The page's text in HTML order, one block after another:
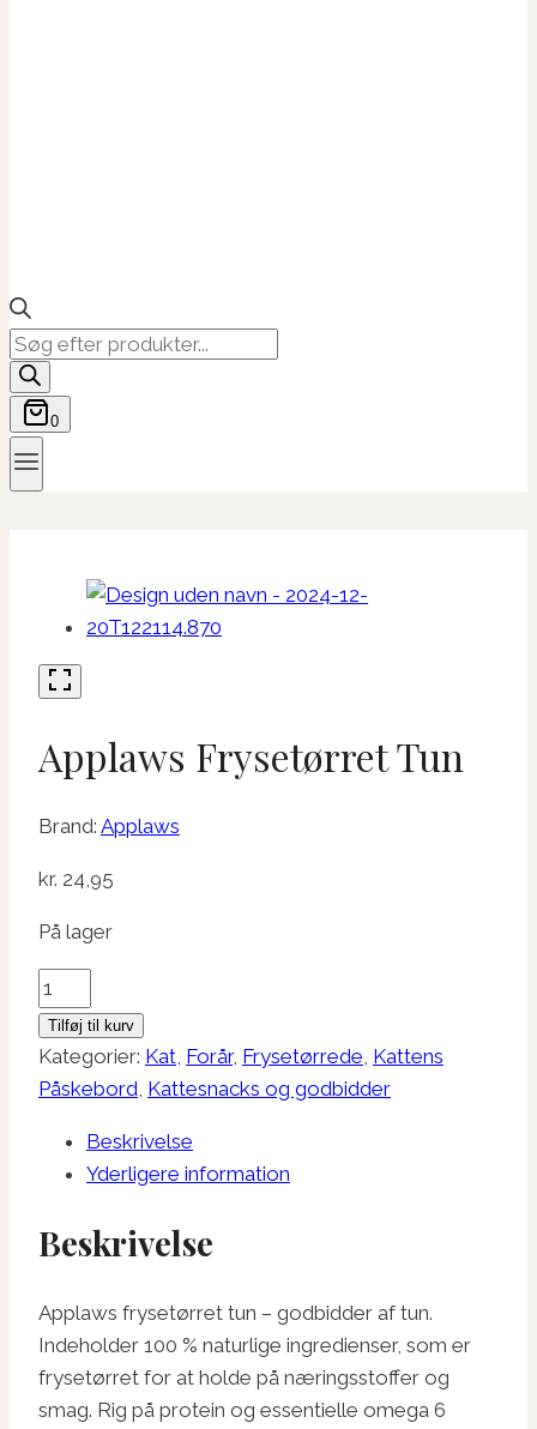
Products
search
0
Applaws Frysetørret Tun
Brand: Applaws
kr. 24,95
På lager
Applaws
Frysetørret
Tun
antal
Tilføj til kurv
Kategorier: Kat, Forår, Frysetørrede, Kattens
Påskebord, Kattesnacks og godbidder
Beskrivelse
Yderligere information
Beskrivelse
Applaws frysetørret tun – godbidder af tun.
Indeholder 100 % naturlige ingredienser, som er
frysetørret for at holde på næringsstoffer og
smag. Rig på protein og essentielle omega 6